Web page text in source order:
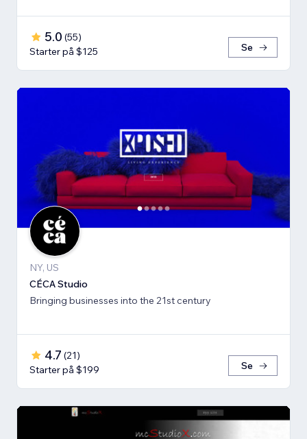
5.0 (55)
Starter på $125
Se
NY, US
CÉCA Studio
Bringing businesses into the 21st century
4.7 (21)
Starter på $199
Se